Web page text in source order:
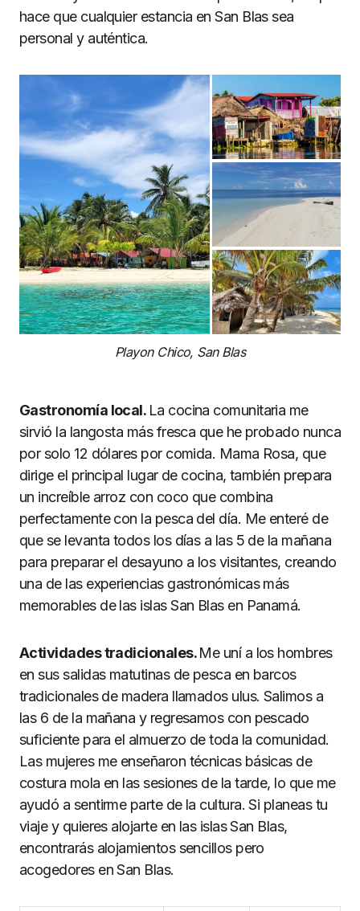
hace que cualquier estancia en San Blas sea
personal y auténtica.
Playon Chico, San Blas
Gastronomía local. La cocina comunitaria me
sirvió la langosta más fresca que he probado nunca
por solo 12 dólares por comida. Mama Rosa, que
dirige el principal lugar de cocina, también prepara
un increíble arroz con coco que combina
perfectamente con la pesca del día. Me enteré de
que se levanta todos los días a las 5 de la mañana
para preparar el desayuno a los visitantes, creando
una de las experiencias gastronómicas más
memorables de las islas San Blas en Panamá.
Actividades tradicionales.Me uní a los hombres
en sus salidas matutinas de pesca en barcos
tradicionales de madera llamados ulus. Salimos a
las 6 de la mañana y regresamos con pescado
suficiente para el almuerzo de toda la comunidad.
Las mujeres me enseñaron técnicas básicas de
costura mola en las sesiones de la tarde, lo que me
ayudó a sentirme parte de la cultura. Si planeas tu
viaje y quieres alojarte en las islas San Blas,
encontrarás alojamientos sencillos pero
acogedores en San Blas.